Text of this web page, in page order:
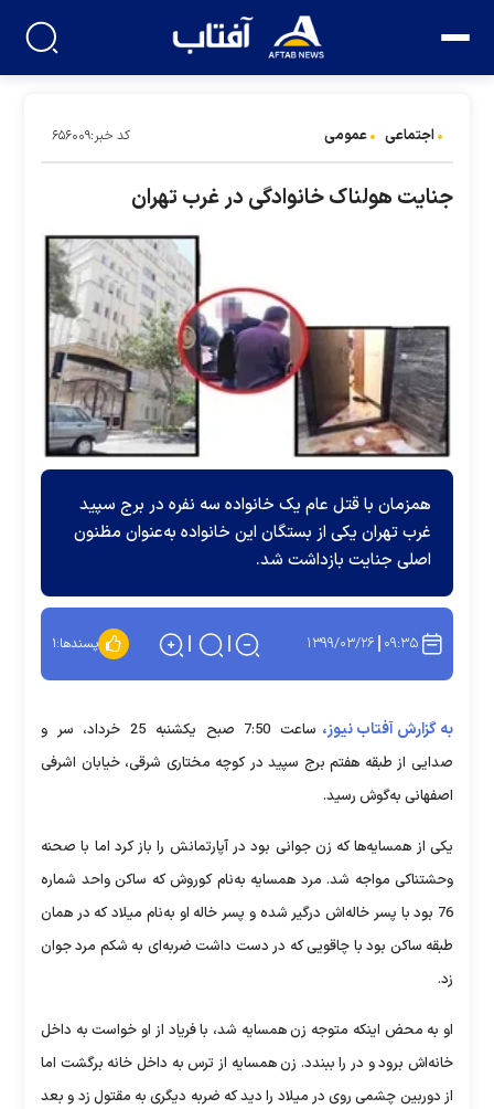
اجتماعی عمومی کد خبر:۶۵۶۰۰۹
جنایت هولناک خانوادگی در غرب تهران
همزمان با قتل عام یک خانواده سه نفره در برج سپید
غرب تهران یکی از بستگان این خانواده به‌عنوان مظنون
اصلی جنایت بازداشت شد.
۰۹:۳۵ ۱۳۹۹/۰۳/۲۶ پسندها:۱
به گزارش آفتاب نیوز،
ساعت 7:50 صبح یکشنبه 25 خرداد، سر و
صدایی از طبقه هفتم برج سپید در کوچه مختاری شرقی، خیابان اشرفی
اصفهانی به‌گوش رسید.
یکی از همسایه‌ها که زن جوانی بود در آپارتمانش را باز کرد اما با صحنه
وحشتناکی مواجه شد. مرد همسایه به‌نام کوروش که ساکن واحد شماره
76 بود با پسر خاله‌اش درگیر شده و پسر خاله او به‌نام میلاد که در همان
طبقه ساکن بود با چاقویی که در دست داشت ضربه‌ای به شکم مرد جوان
زد.
او به محض اینکه متوجه زن همسایه شد، با فریاد از او خواست به داخل
خانه‌اش برود و در را ببندد. زن همسایه از ترس به داخل خانه برگشت اما
از دوربین چشمی روی در میلاد را دید که ضربه دیگری به مقتول زد و بعد